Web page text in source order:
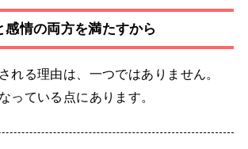
感情の両方を満たすから
れる理由は、一つではありません。
っている点にあります。